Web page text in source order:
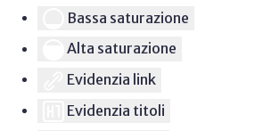
Bassa saturazione
Alta saturazione
Evidenzia link
Evidenzia titoli